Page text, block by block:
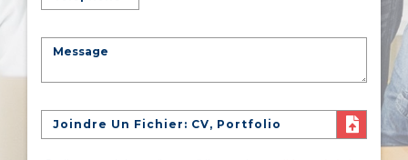
Joindre Un Fichier: CV, Portfolio